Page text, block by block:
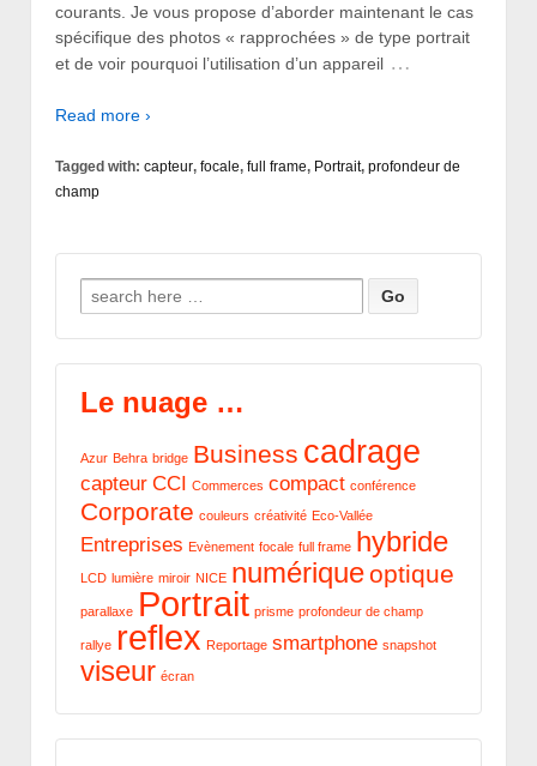
courants. Je vous propose d’aborder maintenant le cas
spécifique des photos « rapprochées » de type portrait
et de voir pourquoi l’utilisation d’un appareil …
Read more ›
Tagged with: capteur, focale, full frame, Portrait, profondeur de
champ
Search for:
Le nuage …
Azur Behra bridge Business cadrage
capteur CCI Commerces compact conférence
Corporate couleurs créativité Eco-Vallée
Entreprises Evènement focale full frame hybride
LCD lumière miroir NICE numériqueoptique
parallaxe Portrait prisme profondeur de champ
rallye reflex Reportage smartphone snapshot
viseur écran